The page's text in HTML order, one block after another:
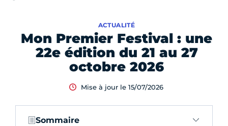
Mon Premier Festival : une
22e édition du 21 au 27
octobre 2026
ACTUALITÉ
Mise à jour le 15/07/2026
Sommaire